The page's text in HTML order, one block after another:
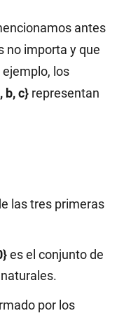
antes
no importa y que
los
b, c} representan
las tres primeras
es el conjunto de
por los